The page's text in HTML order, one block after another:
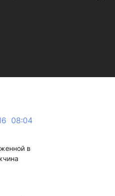
08:04
в